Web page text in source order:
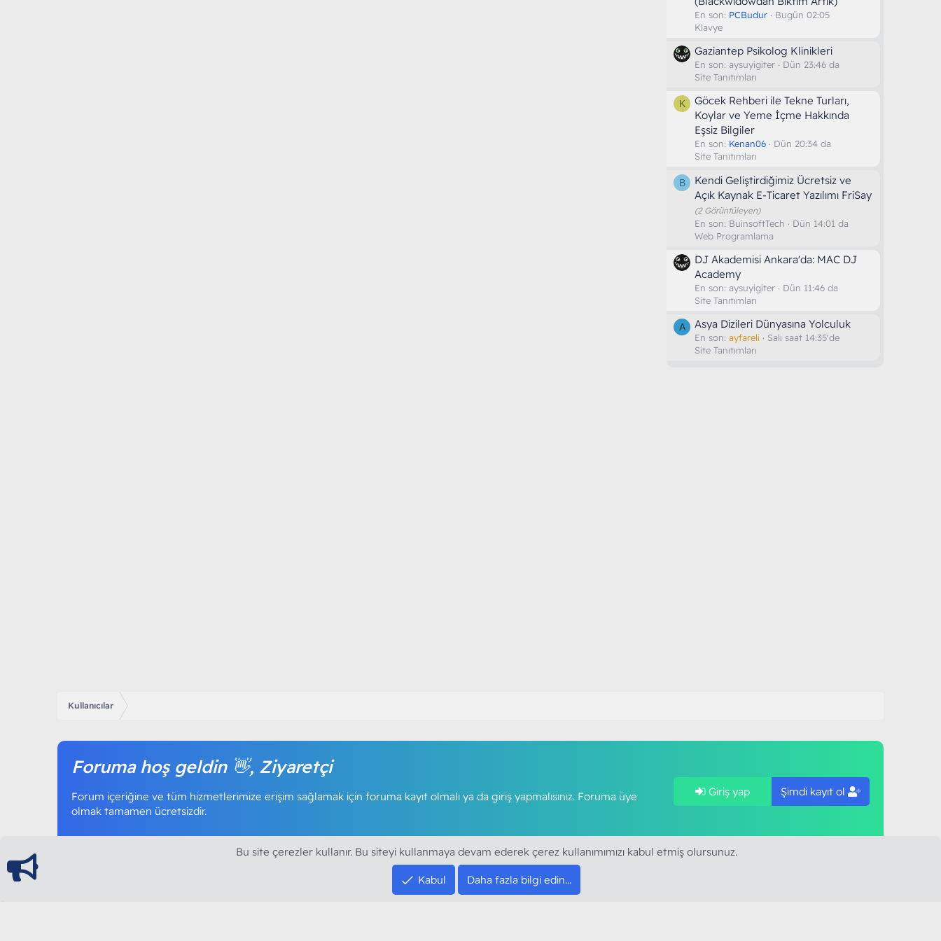
En son: PCBudur
Bugün 02:05
Klavye
Gaziantep Psikolog Klinikleri
En son: aysuyigiter
Dün 23:46 da
Site Tanıtımları
K
Göcek Rehberi ile Tekne Turları,
Koylar ve Yeme İçme Hakkında
Eşsiz Bilgiler
En son: Kenan06
Dün 20:34 da
Site Tanıtımları
B
Kendi Geliştirdiğimiz Ücretsiz ve
Açık Kaynak E-Ticaret Yazılımı FriSay
(2 Görüntüleyen)
En son: BuinsoftTech
Dün 14:01 da
Web Programlama
DJ Akademisi Ankara'da: MAC DJ
Academy
En son: aysuyigiter
Dün 11:46 da
Site Tanıtımları
A Asya Dizileri Dünyasına Yolculuk
En son: ayfareli
Salı saat 14:35'de
Site Tanıtımları
Kullanıcılar
Foruma hoş geldin 👋, Ziyaretçi
Forum içeriğine ve tüm hizmetlerimize erişim sağlamak için foruma kayıt olmalı ya da giriş yapmalısınız. Foruma üye
olmak tamamen ücretsizdir.
Giriş yap Şimdi kayıt ol
Bu site çerezler kullanır. Bu siteyi kullanmaya devam ederek çerez kullanımımızı kabul etmiş olursunuz.
Kabul Daha fazla bilgi edin…